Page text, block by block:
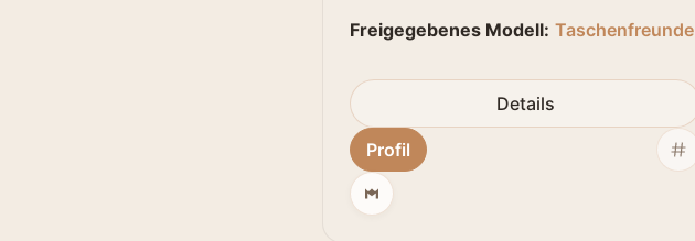
Freigegebenes Modell: Taschenfreunde
Details
Profil